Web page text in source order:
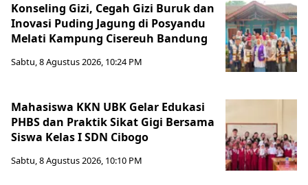
Konseling Gizi, Cegah Gizi Buruk dan
Inovasi Puding Jagung di Posyandu
Melati Kampung Cisereuh Bandung
Sabtu, 8 Agustus 2026, 10:24 PM
Mahasiswa KKN UBK Gelar Edukasi
PHBS dan Praktik Sikat Gigi Bersama
Siswa Kelas I SDN Cibogo
Sabtu, 8 Agustus 2026, 10:10 PM